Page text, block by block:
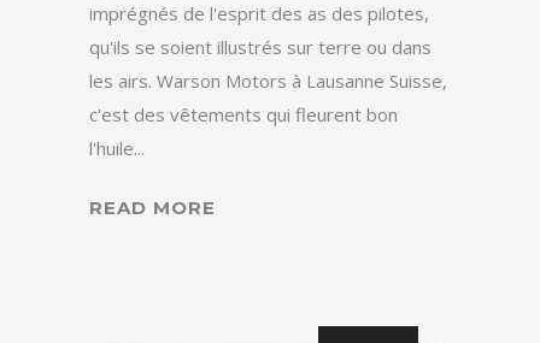
imprégnés de l'esprit des as des pilotes,
qu'ils se soient illustrés sur terre ou dans
les airs. Warson Motors à Lausanne Suisse,
c'est des vêtements qui fleurent bon
l'huile...
READ MORE